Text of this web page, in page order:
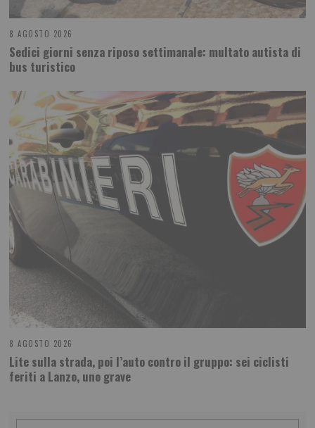
8 AGOSTO 2026
Sedici giorni senza riposo settimanale: multato autista di
bus turistico
8 AGOSTO 2026
Lite sulla strada, poi l’auto contro il gruppo: sei ciclisti
feriti a Lanzo, uno grave